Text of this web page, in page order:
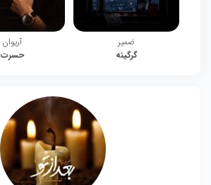
ضمیر
گرگینه
آریوان
حسرت